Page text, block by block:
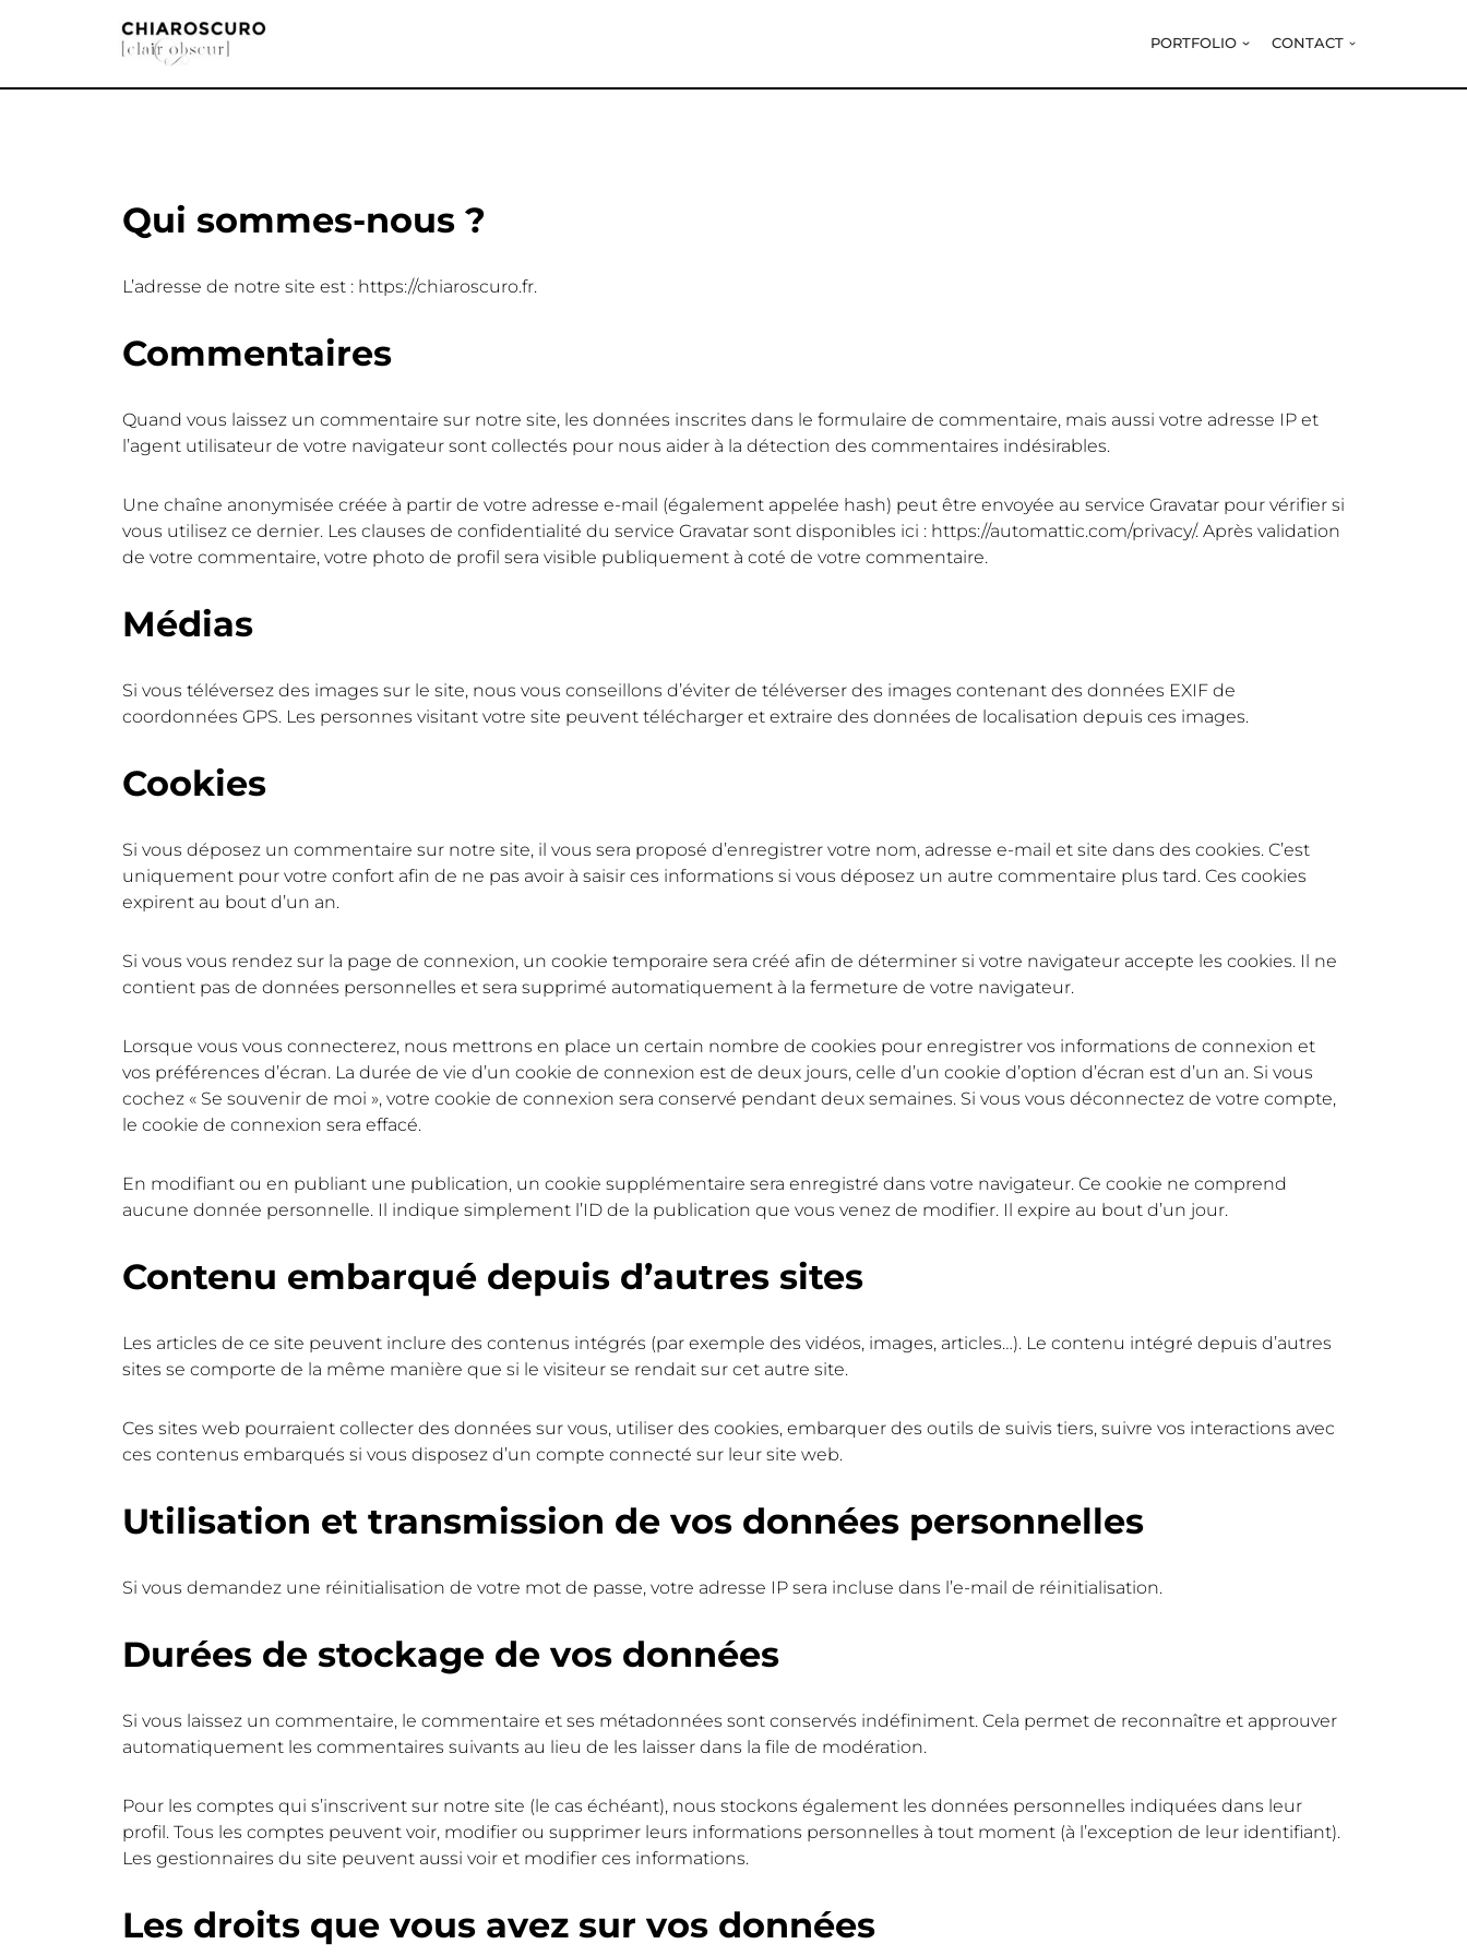
au
PORTFOLIO CONTACT
Qui sommes-nous ?
L’adresse de notre site est : https://chiaroscuro.fr.
Commentaires
Quand vous laissez un commentaire sur notre site, les données inscrites dans le formulaire de commentaire, mais aussi votre adresse IP et
l’agent utilisateur de votre navigateur sont collectés pour nous aider à la détection des commentaires indésirables.
Une chaîne anonymisée créée à partir de votre adresse e-mail (également appelée hash) peut être envoyée au service Gravatar pour vérifier si
vous utilisez ce dernier. Les clauses de confidentialité du service Gravatar sont disponibles ici : https://automattic.com/privacy/. Après validation
de votre commentaire, votre photo de profil sera visible publiquement à coté de votre commentaire.
Médias
Si vous téléversez des images sur le site, nous vous conseillons d’éviter de téléverser des images contenant des données EXIF de
coordonnées GPS. Les personnes visitant votre site peuvent télécharger et extraire des données de localisation depuis ces images.
Cookies
Si vous déposez un commentaire sur notre site, il vous sera proposé d’enregistrer votre nom, adresse e-mail et site dans des cookies. C’est
uniquement pour votre confort afin de ne pas avoir à saisir ces informations si vous déposez un autre commentaire plus tard. Ces cookies
expirent au bout d’un an.
Si vous vous rendez sur la page de connexion, un cookie temporaire sera créé afin de déterminer si votre navigateur accepte les cookies. Il ne
contient pas de données personnelles et sera supprimé automatiquement à la fermeture de votre navigateur.
Lorsque vous vous connecterez, nous mettrons en place un certain nombre de cookies pour enregistrer vos informations de connexion et
vos préférences d’écran. La durée de vie d’un cookie de connexion est de deux jours, celle d’un cookie d’option d’écran est d’un an. Si vous
cochez « Se souvenir de moi », votre cookie de connexion sera conservé pendant deux semaines. Si vous vous déconnectez de votre compte,
le cookie de connexion sera effacé.
En modifiant ou en publiant une publication, un cookie supplémentaire sera enregistré dans votre navigateur. Ce cookie ne comprend
aucune donnée personnelle. Il indique simplement l’ID de la publication que vous venez de modifier. Il expire au bout d’un jour.
Contenu embarqué depuis d’autres sites
Les articles de ce site peuvent inclure des contenus intégrés (par exemple des vidéos, images, articles…). Le contenu intégré depuis d’autres
sites se comporte de la même manière que si le visiteur se rendait sur cet autre site.
Ces sites web pourraient collecter des données sur vous, utiliser des cookies, embarquer des outils de suivis tiers, suivre vos interactions avec
ces contenus embarqués si vous disposez d’un compte connecté sur leur site web.
Utilisation et transmission de vos données personnelles
Si vous demandez une réinitialisation de votre mot de passe, votre adresse IP sera incluse dans l’e-mail de réinitialisation.
Durées de stockage de vos données
Si vous laissez un commentaire, le commentaire et ses métadonnées sont conservés indéfiniment. Cela permet de reconnaître et approuver
automatiquement les commentaires suivants au lieu de les laisser dans la file de modération.
Pour les comptes qui s’inscrivent sur notre site (le cas échéant), nous stockons également les données personnelles indiquées dans leur
profil. Tous les comptes peuvent voir, modifier ou supprimer leurs informations personnelles à tout moment (à l’exception de leur identifiant).
Les gestionnaires du site peuvent aussi voir et modifier ces informations.
Les droits que vous avez sur vos données